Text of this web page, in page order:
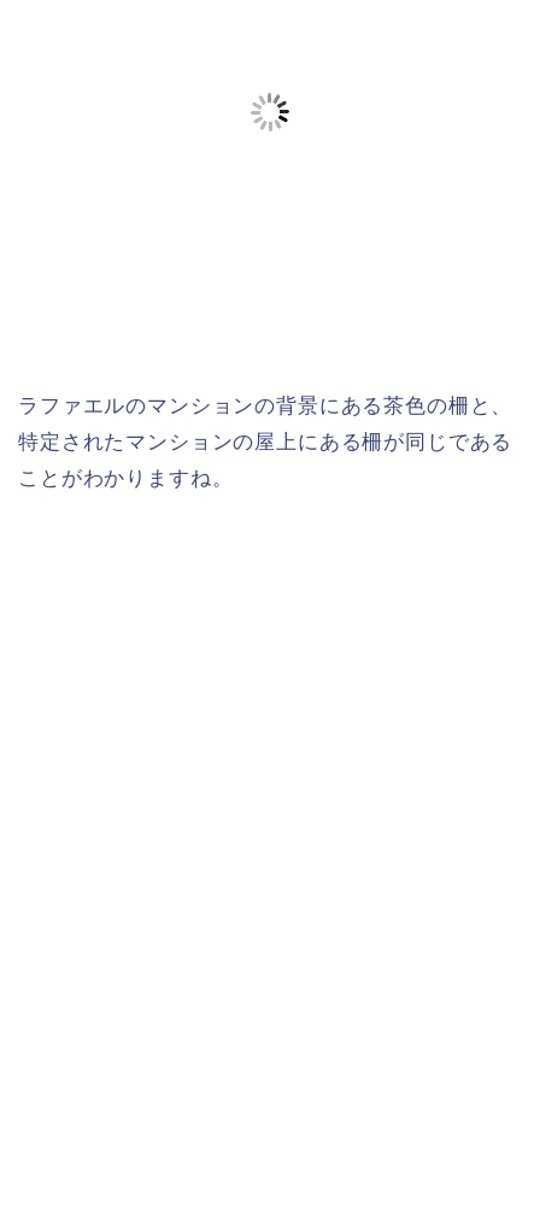
ラファエルのマンションの背景にある茶色の柵と、
特定されたマンションの屋上にある柵が同じである
ことがわかりますね。